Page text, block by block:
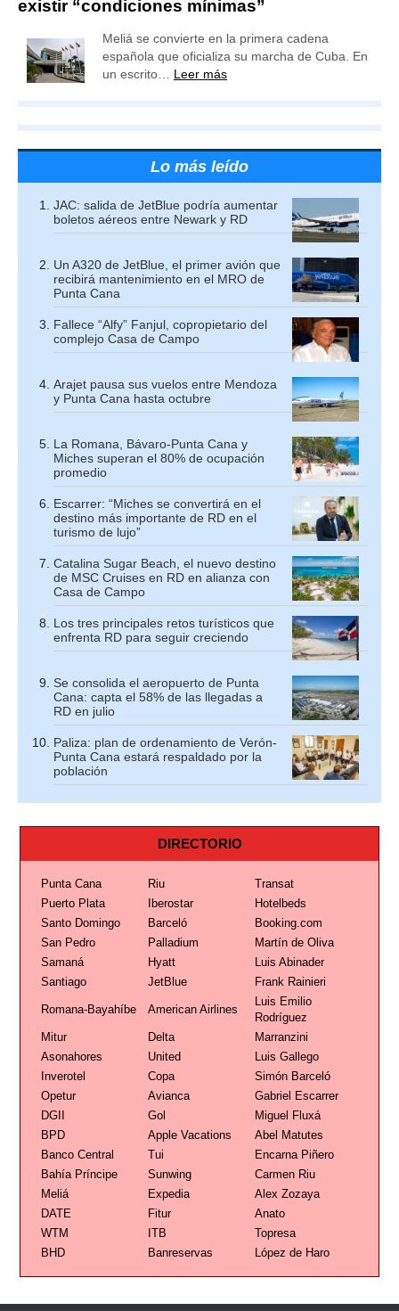
existir “condiciones mínimas”
Meliá se convierte en la primera cadena
española que oficializa su marcha de Cuba. En
un escrito… Leer más
Lo más leído
JAC: salida de JetBlue podría aumentar
boletos aéreos entre Newark y RD
Un A320 de JetBlue, el primer avión que
recibirá mantenimiento en el MRO de
Punta Cana
Fallece “Alfy” Fanjul, copropietario del
complejo Casa de Campo
Arajet pausa sus vuelos entre Mendoza
y Punta Cana hasta octubre
La Romana, Bávaro-Punta Cana y
Miches superan el 80% de ocupación
promedio
Escarrer: “Miches se convertirá en el
destino más importante de RD en el
turismo de lujo”
Catalina Sugar Beach, el nuevo destino
de MSC Cruises en RD en alianza con
Casa de Campo
Los tres principales retos turísticos que
enfrenta RD para seguir creciendo
Se consolida el aeropuerto de Punta
Cana: capta el 58% de las llegadas a
RD en julio
Paliza: plan de ordenamiento de Verón-
Punta Cana estará respaldado por la
población
DIRECTORIO
Punta Cana Riu
Transat
Puerto Plata
Iberostar
Hotelbeds
Santo Domingo
Barceló
Booking.com
San Pedro
Palladium
Martín de Oliva
Samaná
Hyatt
Luis Abinader
Santiago
JetBlue Frank Rainieri
Romana-Bayahíbe American Airlines
Luis Emilio
Rodríguez
Mitur
Delta
Marranzini
Asonahores
United
Luis Gallego
Inverotel
Copa
Simón Barceló
Opetur
Avianca
Gabriel Escarrer
DGII
Gol
Miguel Fluxá
BPD
Apple Vacations
Abel Matutes
Banco Central
Tui
Encarna Piñero
Bahía Príncipe
Sunwing
Carmen Riu
Meliá
Expedia
Alex Zozaya
DATE
Fitur
Anato
WTM
ITB
Topresa
BHD
Banreservas López de Haro